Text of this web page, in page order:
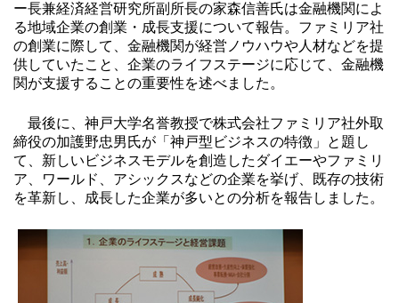
ー長兼経済経営研究所副所長の家森信善氏は金融機関によ
る地域企業の創業・成長支援について報告。ファミリア社
の創業に際して、金融機関が経営ノウハウや人材などを提
供していたこと、企業のライフステージに応じて、金融機
関が支援することの重要性を述べました。
最後に、神戸大学名誉教授で株式会社ファミリア社外取
締役の加護野忠男氏が「神戸型ビジネスの特徴」と題し
て、新しいビジネスモデルを創造したダイエーやファミリ
ア、ワールド、アシックスなどの企業を挙げ、既存の技術
を革新し、成長した企業が多いとの分析を報告しました。